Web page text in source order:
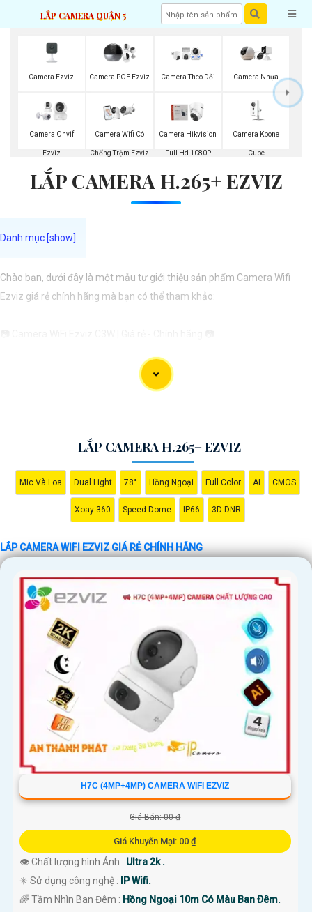
LẮP CAMERA QUẬN 5
Camera Ezviz
Cube
Camera POE Ezviz Camera Theo Dỏi
Người Ezviz
Camera Nhựa
Plastic Ezviz
Camera Onvif
Ezviz
Camera Wifi Có
Chống Trộm Ezviz
Camera Hikvision
Full Hd 1080P
Camera Kbone
Cube
LẮP CAMERA H.265+ EZVIZ
Chào bạn, dưới đây là một mẫu tư giới thiệu sản phẩm Camera Wifi
Ezviz giá rẻ chính hãng mà bạn có thể tham khảo:
tiết.🔹 Độ phân giải Full HD 1080p, hình ảnh sắc nét, chất lượng cao.🔹
Kết nối không dây qua WiFi, dễ dàng cài đặt và sử dụng.🔹 Hỗ trợ thẻ nhớ
Hy vọng mẫu tư giới thiệu trên sẽ giúp bạn trong việc quảng bá sản
phẩm Camera Wifi Ezviz. Nếu có bất kỳ ý kiến hoặc cần sự chỉnh sửa
nào, bạn đừng ngần ngại để lại lời nhắn. Chúc bạn thành công!
LẮP CAMERA H.265+ EZVIZ
Mic Và Loa Dual Light 78° Hồng Ngoại Full Color AI CMOS
Xoay 360 Speed Dome IP66 3D DNR
LẮP CAMERA WIFI EZVIZ GIÁ RẺ CHÍNH HÃNG
H7C (4MP+4MP) CAMERA WIFI EZVIZ
Giá Bán: 00 ₫
Giá Khuyến Mại: 00 ₫
👁 Chất lượng hình Ảnh : Ultra 2k .
✳️ Sử dụng công nghệ :
IP Wifi.
🌈 Tầm Nhìn Ban Đêm : Hồng Ngoại 10m Có Màu Ban Ðêm.